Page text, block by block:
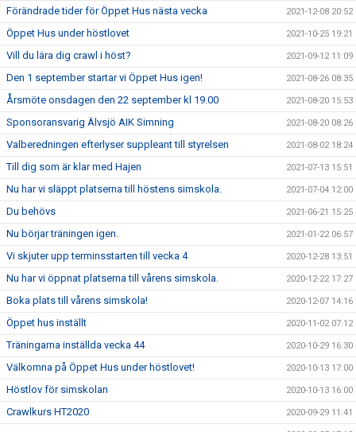
Förändrade tider för Öppet Hus nästa vecka 2021-12-08 20:52
Öppet Hus under höstlovet 2021-10-25 19:21
Vill du lära dig crawl i höst? 2021-09-12 11:09
Den 1 september startar vi Öppet Hus igen! 2021-08-26 08:35
Årsmöte onsdagen den 22 september kl 19.00 2021-08-20 15:53
Sponsoransvarig Älvsjö AIK Simning 2021-08-20 08:26
Valberedningen efterlyser suppleant till styrelsen 2021-08-02 18:24
Till dig som är klar med Hajen 2021-07-13 15:51
Nu har vi släppt platserna till höstens simskola. 2021-07-04 12:00
Du behövs 2021-06-21 15:25
Nu börjar träningen igen. 2021-01-22 06:57
Vi skjuter upp terminsstarten till vecka 4 2020-12-28 13:51
Nu har vi öppnat platserna till vårens simskola. 2020-12-22 17:27
Boka plats till vårens simskola! 2020-12-07 14:16
Öppet hus inställt 2020-11-02 07:12
Träningarna inställda vecka 44 2020-10-29 16:30
Välkomna på Öppet Hus under höstlovet! 2020-10-13 17:00
Höstlov för simskolan 2020-10-13 16:00
Crawlkurs HT2020 2020-09-29 11:41